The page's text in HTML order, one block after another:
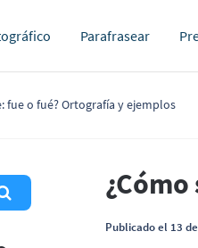
Parafrasear
fue o fué? Ortografía y ejemplos
Publicado el 13